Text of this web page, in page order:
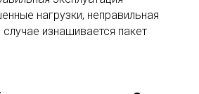
нагрузки, неправильная
изнашивается пакет